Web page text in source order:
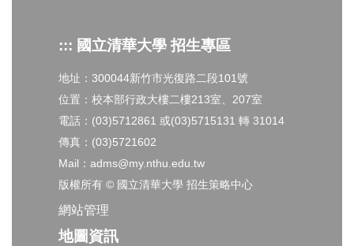
::: 國立清華大學 招生專區
地址：300044新竹市光復路二段101號
位置：校本部行政大樓二樓213室、207室
電話：(03)5712861 或(03)5715131 轉 31014
傳真：(03)5721602
Mail：adms@my.nthu.edu.tw
版權所有 © 國立清華大學 招生策略中心
網站管理
地圖資訊